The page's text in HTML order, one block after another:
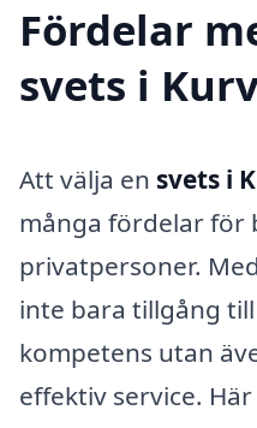
Fördelar
svets i
Att välja en svets i
många fördelar för
privatpersoner.
inte bara tillgång
kompetens utan
effektiv service.